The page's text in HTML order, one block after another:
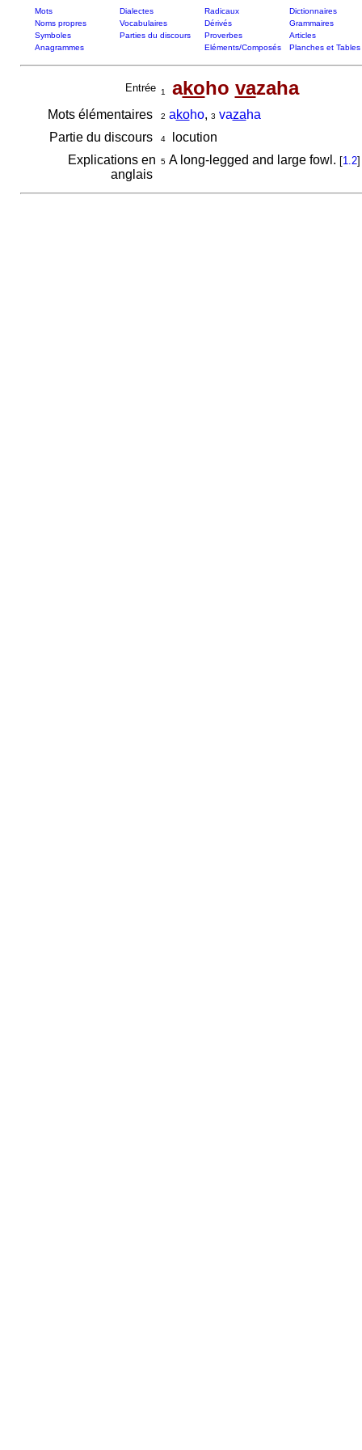
Mots Dialectes Radicaux
Dictionnaires
Noms propres
Vocabulaires Dérivés
Grammaires
Symboles
Parties du discours Proverbes
Articles
Anagrammes
Eléments/Composés Planches et Tables
Entrée 1 akoho vazaha
Mots élémentaires 2 akoho, 3 vazaha
Partie du discours
4locution
Explications en
anglais
5A long-legged and large fowl. [1.2]